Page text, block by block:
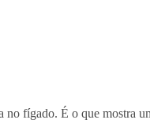
no fígado. É o que mostra